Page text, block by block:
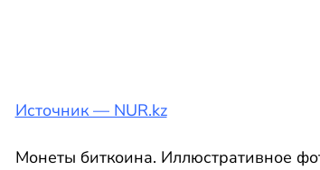
Источник — NUR.kz
Монеты биткоина. Иллюстративное